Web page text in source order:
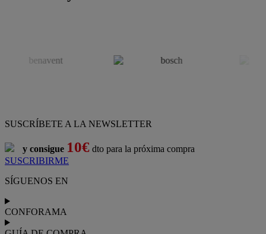
SUSCRÍBETE A LA NEWSLETTER
y consigue 10€ dto para la próxima compra
SUSCRIBIRME
SÍGUENOS EN
CONFORAMA